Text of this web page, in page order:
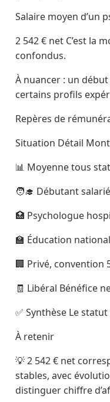
Salaire moyen d’un
2 542 € net C’est la
confondus.
À nuancer : un
certains profils
Repères de
Situation Détail
📊 Moyenne tous
🧑‍🎓 Débutant
🏥 Psychologue
🏫 Éducation
🏢 Privé, convention
🧾 Libéral Bénéfice
✅ Synthèse Le
À retenir
💡 2 542 € net
stables, avec
distinguer chiffre